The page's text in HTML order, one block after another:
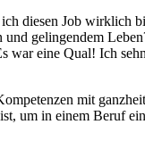
diesen Job wirklich
gelingendem
eine Qual! Ich
mit
um in einem Beruf